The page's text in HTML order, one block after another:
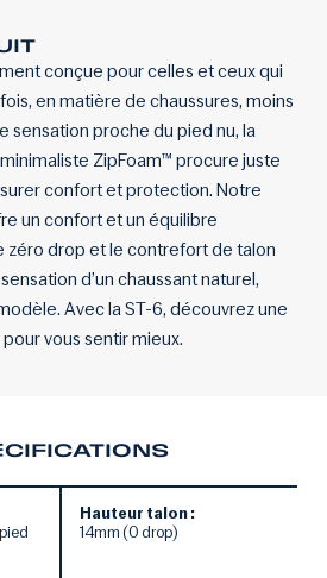
conçue pour celles et ceux qui
en matière de chaussures, moins
sensation proche du pied nu, la
ZipFoam™ procure juste
confort et protection. Notre
un confort et un équilibre
zéro drop et le contrefort de talon
d’un chaussant naturel,
Avec la ST-6, découvrez une
vous sentir mieux.
Hauteur talon :
14mm (0 drop)